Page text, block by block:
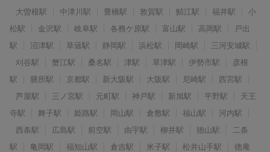
大曽根駅
中津川駅 豊橋駅 敦賀駅 鯖江駅 福井駅
小
松駅
金沢駅 岐阜駅 各務ケ原駅 富山駅 高岡駅
戸出
駅
沼津駅 草薙駅 静岡駅 浜松駅 岡崎駅
三河安城駅
刈谷駅
蟹江駅 桑名駅 津駅 草津駅 伊勢市駅
彦根
駅
膳所駅 京都駅 新大阪駅 大阪駅 尼崎駅
西宮駅
芦屋駅
三ノ宮駅 元町駅 神戸駅 新旭駅 平野駅
天王
寺駅
舞子駅 姫路駅 岡山駅 倉敷駅 福山駅
河内駅
西条駅
広島駅 前空駅 由宇駅 柳井駅 徳山駅
二条
駅
亀岡駅 福知山駅 倉吉駅 米子駅 松井山手駅
徳庵